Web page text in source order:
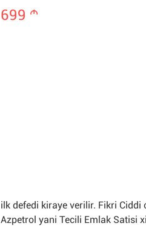
699 m
ilk defedi kiraye verilir. Fikri Ciddi
Azpetrol yani Tecili Emlak Satisi